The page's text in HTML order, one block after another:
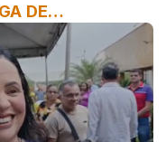
DE